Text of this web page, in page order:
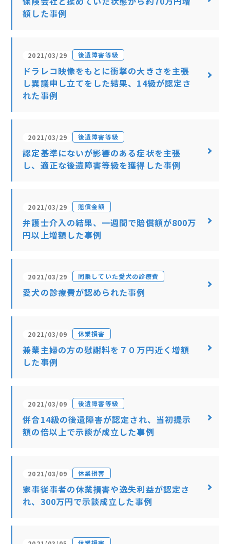
額した事例
2021/03/29 後遺障害等級
ドラレコ映像をもとに衝撃の大きさを主張
し異議申し立てをした結果、14級が認定さ
れた事例
2021/03/29 後遺障害等級
認定基準にないが影響のある症状を主張
し、適正な後遺障害等級を獲得した事例
2021/03/29 賠償金額
弁護士介入の結果、一週間で賠償額が800万
円以上増額した事例
2021/03/29 同乗していた愛犬の診療費
愛犬の診療費が認められた事例
2021/03/09 休業損害
兼業主婦の方の慰謝料を７０万円近く増額
した事例
2021/03/09 後遺障害等級
併合14級の後遺障害が認定され、当初提示
額の倍以上で示談が成立した事例
2021/03/09 休業損害
家事従事者の休業損害や逸失利益が認定さ
れ、300万円で示談成立した事例